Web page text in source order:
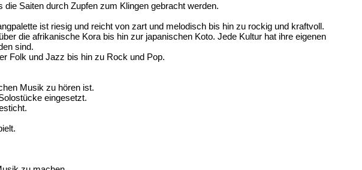
Saiten durch Zupfen zum Klingen gebracht werden.
ist riesig und reicht von zart und melodisch bis hin zu rockig und kraftvoll.
die afrikanische Kora bis hin zur japanischen Koto. Jede Kultur hat ihre eigenen
sind.
Folk und Jazz bis hin zu Rock und Pop.
Musik zu hören ist.
eingesetzt.